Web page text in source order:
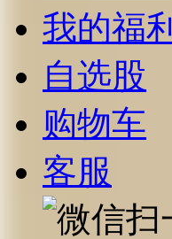
我的福利
自选股
购物车
客服